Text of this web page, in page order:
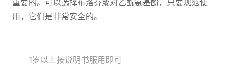
重要的。可以选择布洛芬或对乙酰氨基酚，只要规范使
用，它们是非常安全的。
1岁以上按说明书服用即可